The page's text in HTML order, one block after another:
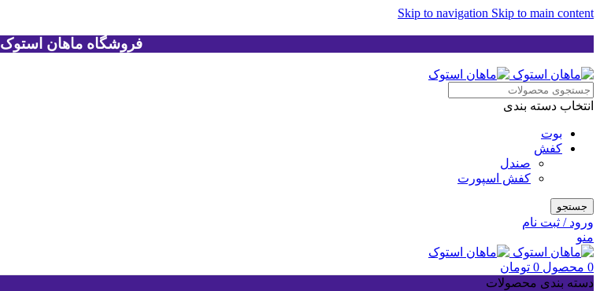
Skip to navigation Skip to main content
فروشگاه ماهان استوک
انتخاب دسته بندی
بوت
کفش
صندل
کفش اسپورت
جستجو
ورود / ثبت نام
منو
0 محصول 0 تومان
دسته بندی محصولات